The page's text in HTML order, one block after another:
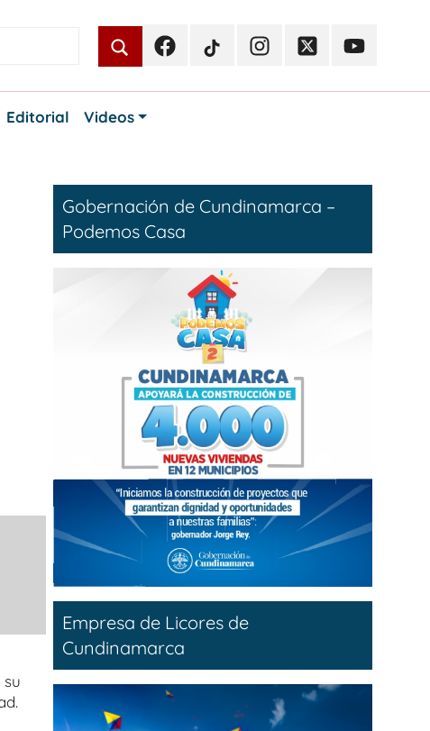
FacebookTikTokInstagramTwitterYoutube
Editorial Videos
Gobernación de Cundinamarca –
Podemos Casa
Empresa de Licores de
Cundinamarca